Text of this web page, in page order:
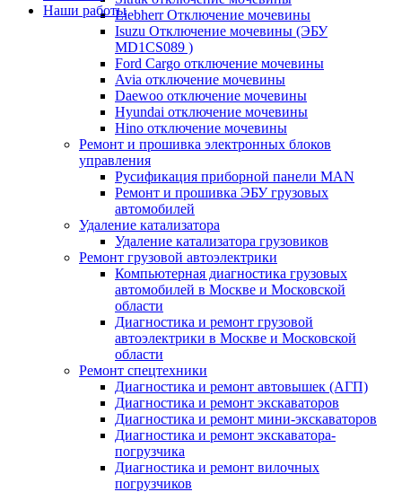
Наши работыLiebherr Отключение мочевины
Isuzu Отключение мочевины (ЭБУ
MD1CS089 )
Ford Cargo отключение мочевины
Avia отключение мочевины
Daewoo отключение мочевины
Hyundai отключение мочевины
Hino отключение мочевины
Ремонт и прошивка электронных блоков
управления
Русификация приборной панели MAN
Ремонт и прошивка ЭБУ грузовых
автомобилей
Удаление катализатора
Удаление катализатора грузовиков
Ремонт грузовой автоэлектрики
Компьютерная диагностика грузовых
автомобилей в Москве и Московской
области
Диагностика и ремонт грузовой
автоэлектрики в Москве и Московской
области
Ремонт спецтехники
Диагностика и ремонт автовышек (АГП)
Диагностика и ремонт экскаваторов
Диагностика и ремонт мини-экскаваторов
Диагностика и ремонт экскаватора-
погрузчика
Диагностика и ремонт вилочных
погрузчиков